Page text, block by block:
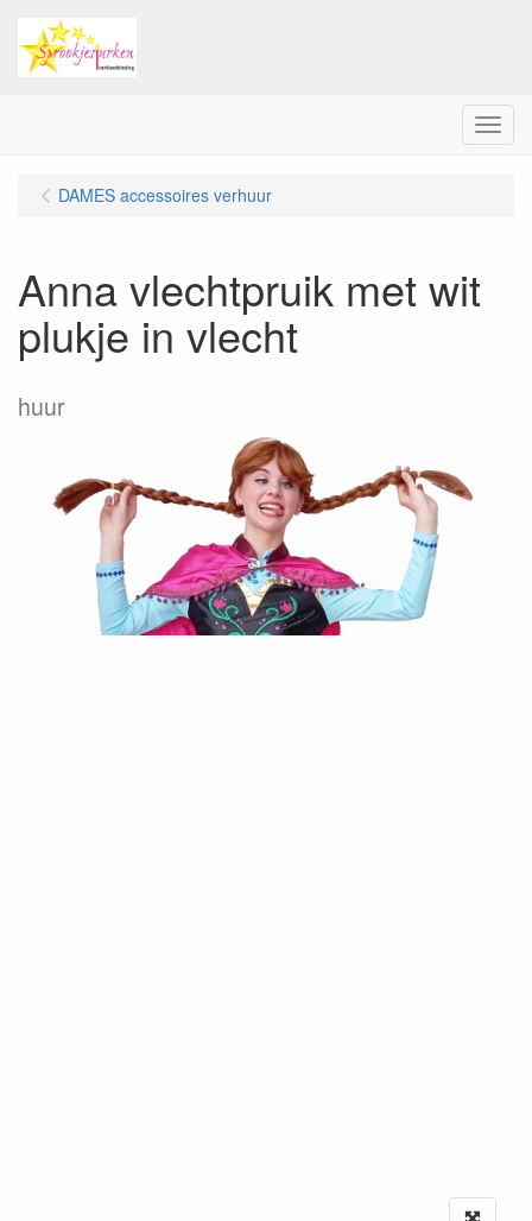
Menu
DAMES accessoires verhuur
Anna vlechtpruik met wit
plukje in vlecht
huur